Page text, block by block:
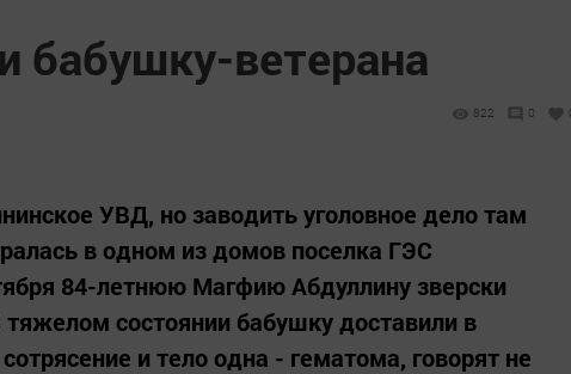
бабушку-ветерана
822 0
УВД, но заводить уголовное дело там
в одном из домов поселка ГЭС
84-летнюю Магфию Абдуллину зверски
тяжелом состоянии бабушку доставили в
и тело одна - гематома, говорят не